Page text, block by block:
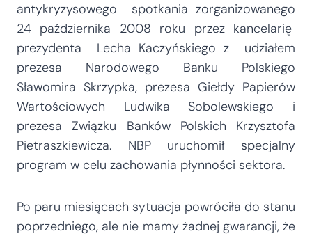
antykryzysowego spotkania zorganizowanego
24 października 2008 roku przez kancelarię
prezydenta Lecha Kaczyńskiego z udziałem
prezesa Narodowego Banku Polskiego
Sławomira Skrzypka, prezesa Giełdy Papierów
Wartościowych Ludwika Sobolewskiego i
prezesa Związku Banków Polskich Krzysztofa
Pietraszkiewicza. NBP uruchomił specjalny
program w celu zachowania płynności sektora.
Po paru miesiącach sytuacja powróciła do stanu
poprzedniego, ale nie mamy żadnej gwarancji, że